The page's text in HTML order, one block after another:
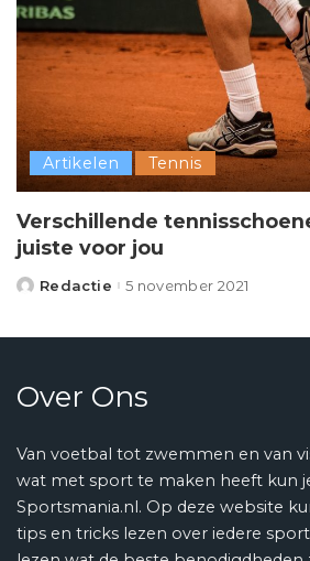
Artikelen Tennis
Verschillende
juiste voor jou
Posted
Redactie 5 november 2021
Over Ons
Van voetbal tot zwemmen en van
wat met sport te maken heeft kun
Sportsmania.nl. Op deze website
tips en tricks lezen over iedere